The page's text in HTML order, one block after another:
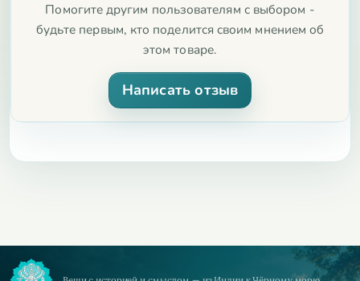
Помогите другим пользователям с выбором -
будьте первым, кто поделится своим мнением об
этом товаре.
Написать отзыв